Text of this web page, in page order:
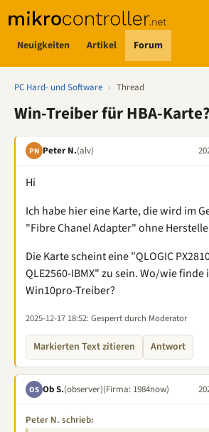
Neuigkeiten Artikel Forum
PC Hard- und Software › Thread
Win-Treiber für HBA-Karte?
PN Peter N.(alv)
Hi
Ich habe hier eine Karte, die wird im
"Fibre Chanel Adapter" ohne
Die Karte scheint eine "QLOGIC
QLE2560-IBMX" zu sein. Wo/wie finde
Win10pro-Treiber?
2025-12-17 18:52: Gesperrt durch Moderator
Markierten Text zitieren Antwort
OS Ob S.(observer)(Firma: 1984now)
Peter N. schrieb: